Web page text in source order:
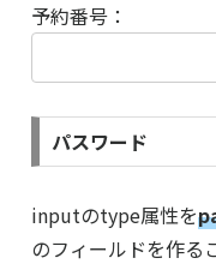
予約番号：
パスワード
inputのtype属性を
のフィールドを作る